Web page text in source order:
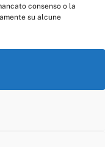
consenso o la
su alcune